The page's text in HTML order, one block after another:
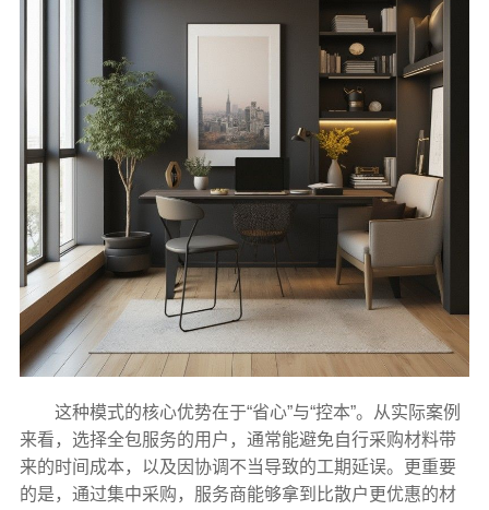
这种模式的核心优势在于“省心”与“控本”。从实际案例
来看，选择全包服务的用户，通常能避免自行采购材料带
来的时间成本，以及因协调不当导致的工期延误。更重要
的是，通过集中采购，服务商能够拿到比散户更优惠的材